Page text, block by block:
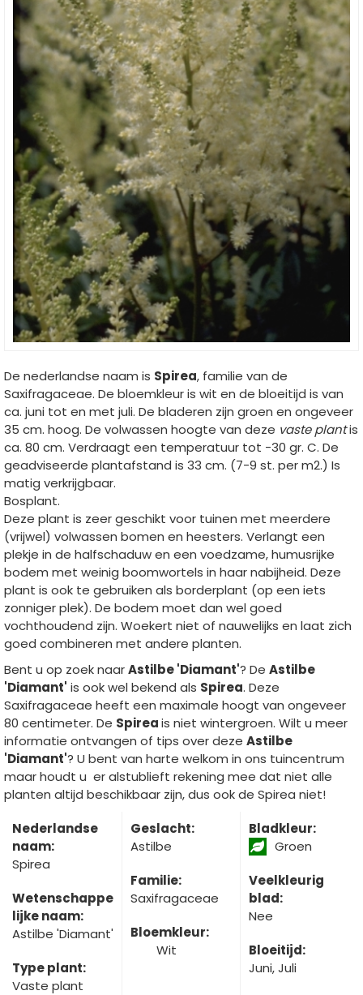
De nederlandse naam is Spirea, familie van de
Saxifragaceae. De bloemkleur is wit en de bloeitijd is van
ca. juni tot en met juli. De bladeren zijn groen en ongeveer
35 cm. hoog. De volwassen hoogte van deze vaste plantis
ca. 80 cm. Verdraagt een temperatuur tot -30 gr. C. De
geadviseerde plantafstand is 33 cm. (7-9 st. per m2.) Is
matig verkrijgbaar.
Bosplant.
Deze plant is zeer geschikt voor tuinen met meerdere
(vrijwel) volwassen bomen en heesters. Verlangt een
plekje in de halfschaduw en een voedzame, humusrijke
bodem met weinig boomwortels in haar nabijheid. Deze
plant is ook te gebruiken als borderplant (op een iets
zonniger plek). De bodem moet dan wel goed
vochthoudend zijn. Woekert niet of nauwelijks en laat zich
goed combineren met andere planten.
Bent u op zoek naarAstilbe 'Diamant'? De Astilbe
'Diamant' is ook wel bekend als Spirea. Deze
Saxifragaceae heeft een maximale hoogt van ongeveer
80 centimeter. De Spireais niet wintergroen. Wilt u meer
informatie ontvangen of tips over deze Astilbe
'Diamant'? U bent van harte welkom in ons tuincentrum
maar houdt u er alstublieft rekening mee dat niet alle
planten altijd beschikbaar zijn, dus ook de Spirea niet!
Nederlandse
naam:
Spirea
Wetenschappe
lijke naam:
Astilbe 'Diamant'
Type plant:
Vaste plant
Geslacht:
Astilbe
Familie:
Saxifragaceae
Bloemkleur:
Wit
Bladkleur:
Groen
Veelkleurig
blad:
Nee
Bloeitijd:
Juni, Juli